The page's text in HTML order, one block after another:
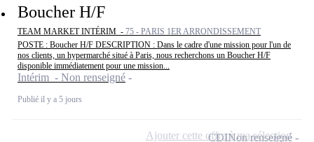
Boucher H/F
TEAM MARKET INTÉRIM - 75 - PARIS 1ER ARRONDISSEMENT
POSTE : Boucher H/F DESCRIPTION : Dans le cadre d'une mission pour l'un de
nos clients, un hypermarché situé à Paris, nous recherchons un Boucher H/F
disponible immédiatement pour une mission...
Intérim - Non renseigné
Publié il y a 5 jours
CDINon renseigné
Ajouter cette offre à ma sélection